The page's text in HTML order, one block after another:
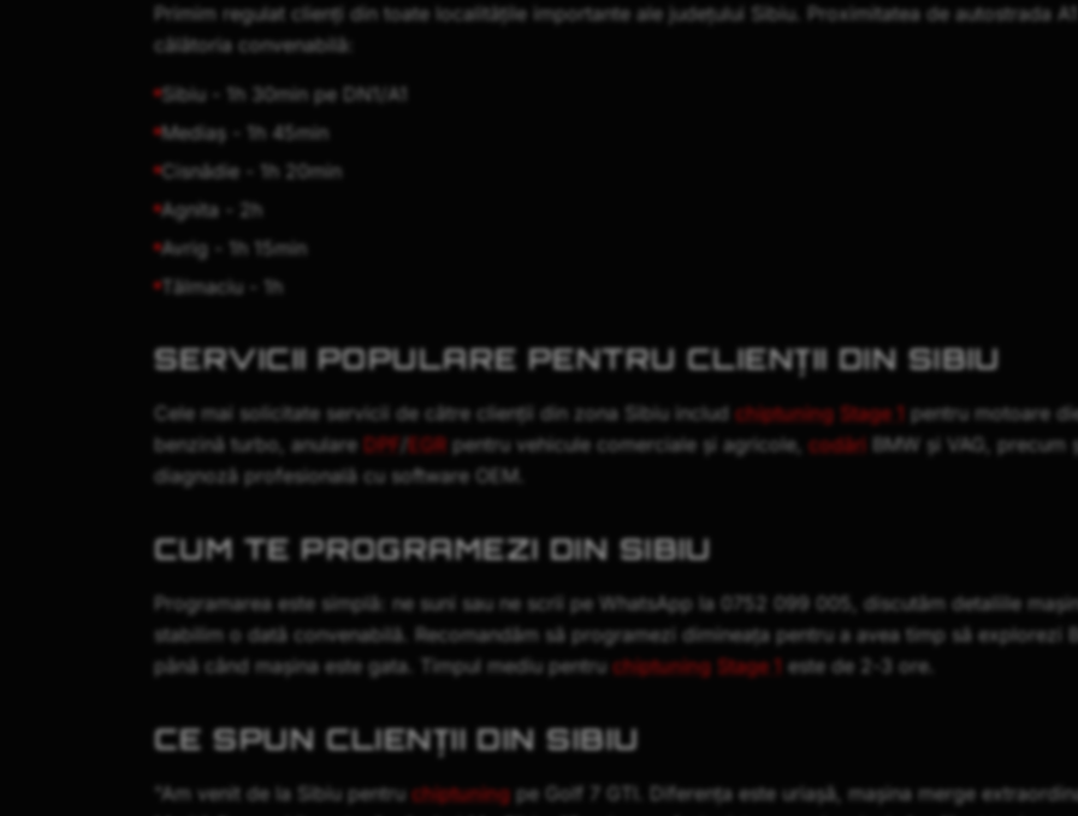
Primim regulat clienți din toate localitățile importante ale județului Sibiu. Proximitatea de autostrada
călătoria convenabilă:
Sibiu - 1h 30min pe DN1/A1
Mediaș - 1h 45min
Cisnădie - 1h 20min
Agnita - 2h
Avrig - 1h 15min
Tălmaciu - 1h
SERVICII POPULARE PENTRU CLIENȚII DIN SIBIU
Cele mai solicitate servicii de către clienții din zona Sibiu includ chiptuning Stage 1 pentru motoare
benzină turbo, anulare
DPF EGR pentru vehicule comerciale și agricole, codări BMW și VAG, precum
diagnoză profesională cu software OEM.
CUM TE PROGRAMEZI DIN SIBIU
Programarea este simplă: ne suni sau ne scrii pe WhatsApp la 0752 099 005, discutăm detaliile
stabilim o dată convenabilă. Recomandăm să programezi dimineața pentru a avea timp să explorezi
până când mașina este gata. Timpul mediu pentru chiptuning Stage 1 este de 2-3 ore.
CE SPUN CLIENȚII DIN SIBIU
"Am venit de la Sibiu pentru chiptuning pe Golf 7 GTI. Diferența este uriașă, mașina merge